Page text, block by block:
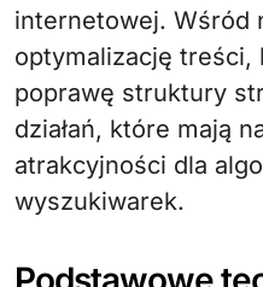
internetowej. Wśród
optymalizację treści,
poprawę struktury
działań, które mają
atrakcyjności dla
wyszukiwarek.